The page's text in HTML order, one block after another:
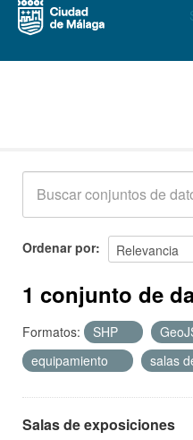
Acerca de
Ordenar por
1 conjunto de
Formatos: SHP
equipamiento
salas
Salas de exposiciones